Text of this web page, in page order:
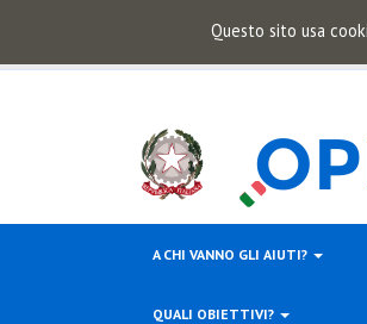
Questo sito usa
A CHI VANNO GLI AIUTI?
QUALI OBIETTIVI?